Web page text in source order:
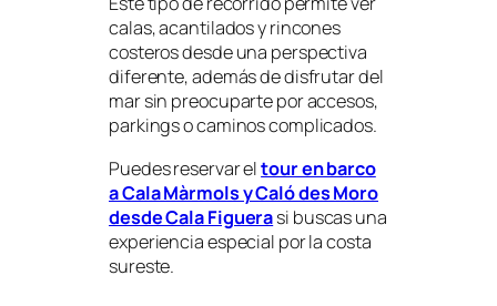
calas, acantilados y rincones
costeros desde una perspectiva
diferente, además de disfrutar del
mar sin preocuparte por accesos,
parkings o caminos complicados.
Puedes reservar eltour en barco
a Cala Màrmols y Caló des Moro
desde Cala Figuerasi buscas una
experiencia especial por la costa
sureste.